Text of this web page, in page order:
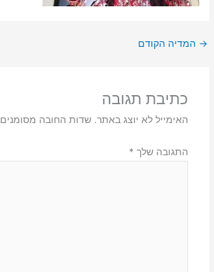
→ המדיה הקודם
כתיבת תגובה
האימייל לא יוצג באתר. שדות החובה מסומנים
התגובה שלך *